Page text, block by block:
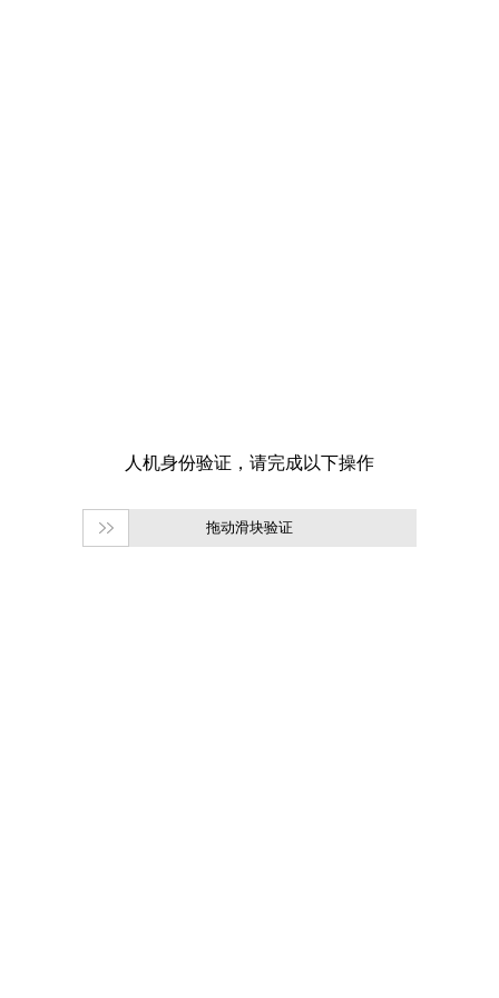
拖动滑块验证